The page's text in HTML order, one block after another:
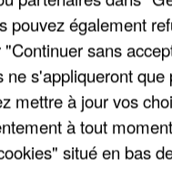
"ON A TOUS LE
"ON N'EST PAS DES
PARFAITS"
pouvez également
sans
ne s'appliqueront que
mettre à jour vos
à tout
situé en bas